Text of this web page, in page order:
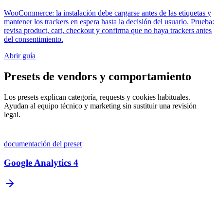
WooCommerce: la instalación debe cargarse antes de las etiquetas y
mantener los trackers en espera hasta la decisión del usuario. Prueba:
revisa product, cart, checkout y confirma que no haya trackers antes
del consentimiento.
Abrir guía
Presets de vendors y comportamiento
Los presets explican categoría, requests y cookies habituales.
Ayudan al equipo técnico y marketing sin sustituir una revisión
legal.
documentación del preset
Google Analytics 4